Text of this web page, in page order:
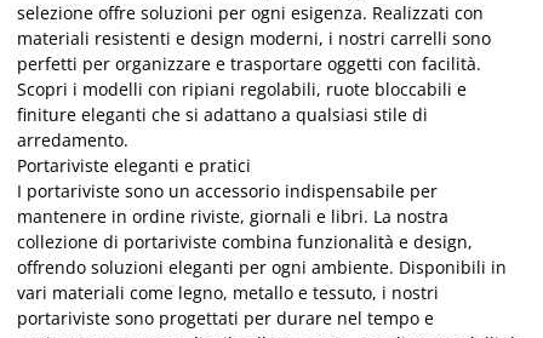
selezione offre soluzioni per ogni esigenza. Realizzati con
materiali resistenti e design moderni, i nostri carrelli sono
perfetti per organizzare e trasportare oggetti con facilità.
Scopri i modelli con ripiani regolabili, ruote bloccabili e
finiture eleganti che si adattano a qualsiasi stile di
arredamento.
Portariviste eleganti e pratici
I portariviste sono un accessorio indispensabile per
mantenere in ordine riviste, giornali e libri. La nostra
collezione di portariviste combina funzionalità e design,
offrendo soluzioni eleganti per ogni ambiente. Disponibili in
vari materiali come legno, metallo e tessuto, i nostri
portariviste sono progettati per durare nel tempo e